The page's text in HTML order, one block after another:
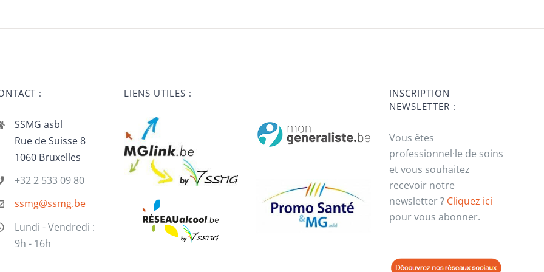
:
SSMG asbl
Rue de Suisse 8
1060 Bruxelles
+32 2 533 09 80
ssmg@ssmg.be
Lundi - Vendredi :
9h - 16h
LIENS UTILES :
INSCRIPTION
NEWSLETTER :
Vous êtes
professionnel·le de soins
et vous souhaitez
recevoir notre
newsletter ? Cliquez ici
pour vous abonner.